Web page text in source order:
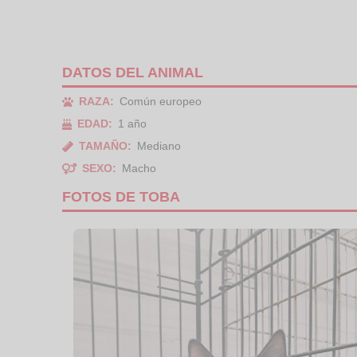
DATOS DEL ANIMAL
RAZA:
Común europeo
EDAD:
1 año
TAMAÑO:
Mediano
SEXO:
Macho
FOTOS DE TOBA